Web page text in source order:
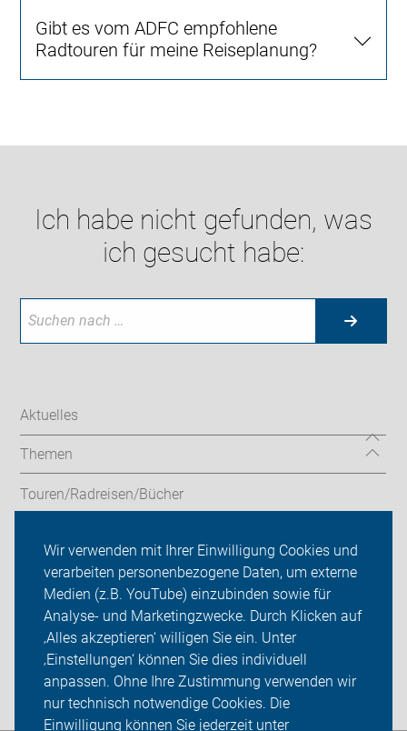
Wir verwenden mit Ihrer Einwilligung Cookies und
verarbeiten personenbezogene Daten, um externe
Medien (z.B. YouTube) einzubinden sowie für
Analyse- und Marketingzwecke. Durch Klicken auf
‚Alles akzeptieren‘ willigen Sie ein. Unter
‚Einstellungen‘ können Sie dies individuell
anpassen. Ohne Ihre Zustimmung verwenden wir
nur technisch notwendige Cookies. Die
Einwilligung können Sie jederzeit unter
Gibt es vom ADFC empfohlene
Radtouren für meine Reiseplanung?
Ich habe nicht gefunden, was
ich gesucht habe:
Aktuelles
Themen
Touren/Radreisen/Bücher
ADFC Leverkusen
Sei dabei
Presse
Login